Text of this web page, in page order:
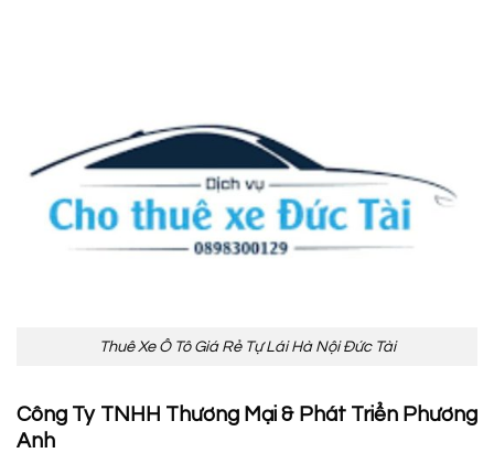
Thuê Xe Ô Tô Giá Rẻ Tự Lái Hà Nội Đức Tài
Công Ty TNHH Thương Mại & Phát Triển Phương
Anh